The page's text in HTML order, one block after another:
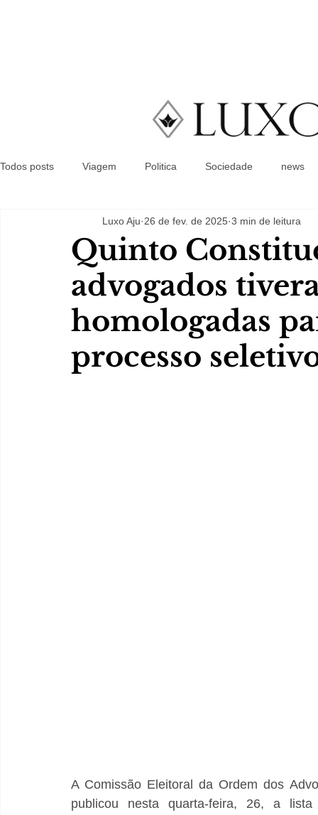
Todos posts Viagem Politica Sociedade news
Quinto
advogados
homologadas
processo
Luxo Aju 26 de fev. de 2025 3 min de leitura
A Comissão Eleitoral da Ordem dos
publicou nesta quarta-feira, 26, a